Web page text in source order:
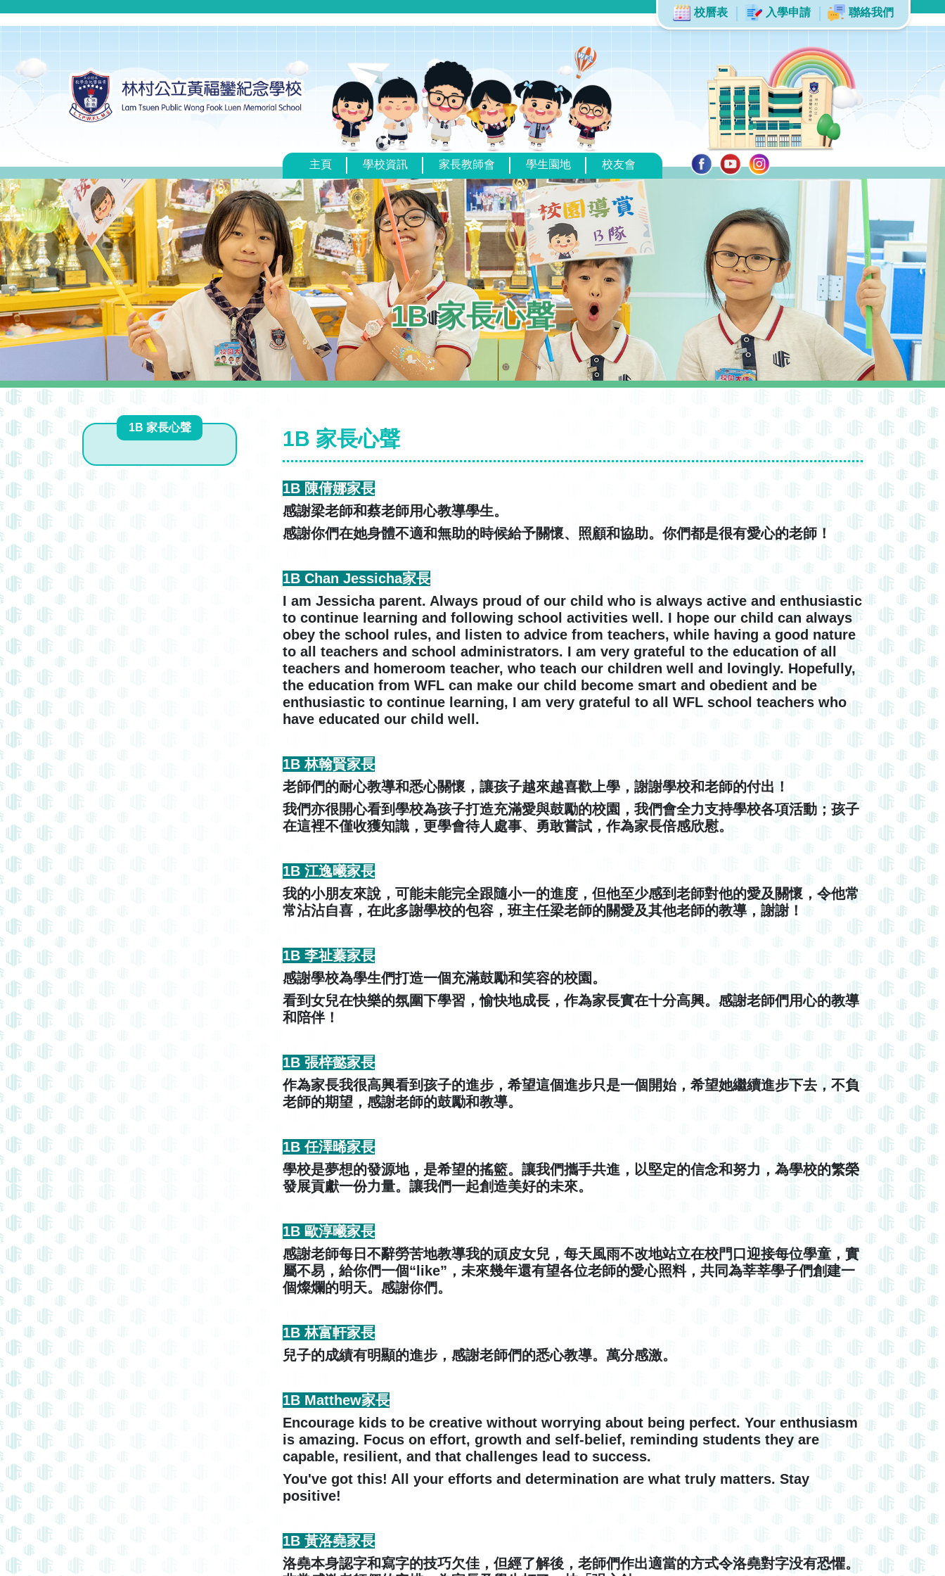
校曆表 入學申請 聯絡我們
主頁 學校資訊 家長教師會 學生園地 校友會
1B 家長心聲
1B 家長心聲 1B 家長心聲
1B 陳倩娜家長
感謝梁老師和蔡老師用心教導學生。
感謝你們在她身體不適和無助的時候給予關懷、照顧和協助。你們都是很有愛心的老師！
1B Chan Jessicha家長
I am Jessicha parent. Always proud of our child who is always active and enthusiastic
to continue learning and following school activities well. I hope our child can always
obey the school rules, and listen to advice from teachers, while having a good nature
to all teachers and school administrators. I am very grateful to the education of all
teachers and homeroom teacher, who teach our children well and lovingly. Hopefully,
the education from WFL can make our child become smart and obedient and be
enthusiastic to continue learning, I am very grateful to all WFL school teachers who
have educated our child well.
1B 林翰賢家長
老師們的耐心教導和悉心關懷，讓孩子越來越喜歡上學，謝謝學校和老師的付出！
我們亦很開心看到學校為孩子打造充滿愛與鼓勵的校園，我們會全力支持學校各項活動；孩子
在這裡不僅收獲知識，更學會待人處事、勇敢嘗試，作為家長倍感欣慰。
1B 江逸曦家長
我的小朋友來說，可能未能完全跟隨小一的進度，但他至少感到老師對他的愛及關懷，令他常
常沾沾自喜，在此多謝學校的包容，班主任梁老師的關愛及其他老師的教導，謝謝！
1B 李祉蓁家長
感謝學校為學生們打造一個充滿鼓勵和笑容的校園。
看到女兒在快樂的氛圍下學習，愉快地成長，作為家長實在十分高興。感謝老師們用心的教導
和陪伴！
1B 張梓懿家長
作為家長我很高興看到孩子的進步，希望這個進步只是一個開始，希望她繼續進步下去，不負
老師的期望，感謝老師的鼓勵和教導。
1B 任澤晞家長
學校是夢想的發源地，是希望的搖籃。讓我們攜手共進，以堅定的信念和努力，為學校的繁榮
發展貢獻一份力量。讓我們一起創造美好的未來。
1B 歐淳曦家長
感謝老師每日不辭勞苦地教導我的頑皮女兒，每天風雨不改地站立在校門口迎接每位學童，實
屬不易，給你們一個“like”，未來幾年還有望各位老師的愛心照料，共同為莘莘學子們創建一
個燦爛的明天。感謝你們。
1B 林富軒家長
兒子的成績有明顯的進步，感謝老師們的悉心教導。萬分感激。
1B Matthew家長
Encourage kids to be creative without worrying about being perfect. Your enthusiasm
is amazing. Focus on effort, growth and self-belief, reminding students they are
capable, resilient, and that challenges lead to success.
You've got this! All your efforts and determination are what truly matters. Stay
positive!
1B 黃洛堯家長
洛堯本身認字和寫字的技巧欠佳，但經了解後，老師們作出適當的方式令洛堯對字没有恐懼。